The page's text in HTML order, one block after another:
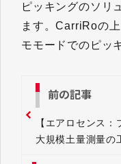
ピッキングのソリ
ます。CarriRoの
モモードでのピッ
前の記事
【エアロセンス
大規模土量測量の